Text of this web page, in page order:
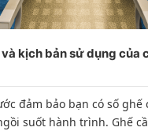
kịch bản sử dụng của
đảm bảo bạn có số ghế
suốt hành trình. Ghế